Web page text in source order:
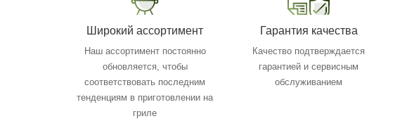
Широкий ассортимент
Наш ассортимент постоянно
обновляется, чтобы
соответствовать последним
тенденциям в приготовлении на
гриле
Гарантия качества
Качество подтверждается
гарантией и сервисным
обслуживанием